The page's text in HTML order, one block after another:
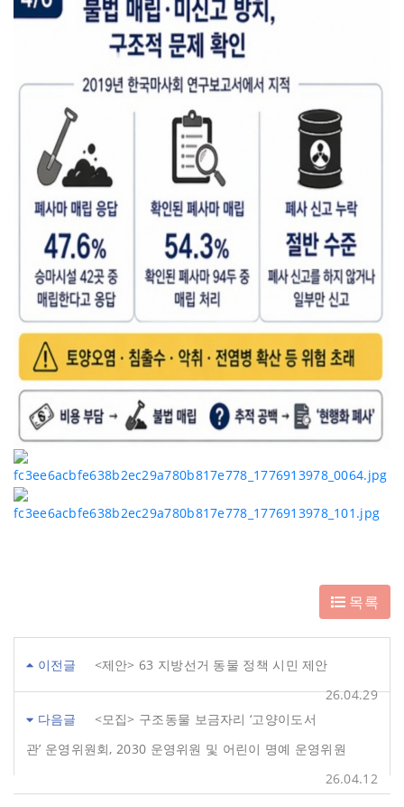
목록
이전글
<제안> 63 지방선거 동물 정책 시민 제안
26.04.29
다음글
<모집> 구조동물 보금자리 ‘고양이도서
관’ 운영위원회, 2030 운영위원 및 어린이 명예 운영위원
26.04.12